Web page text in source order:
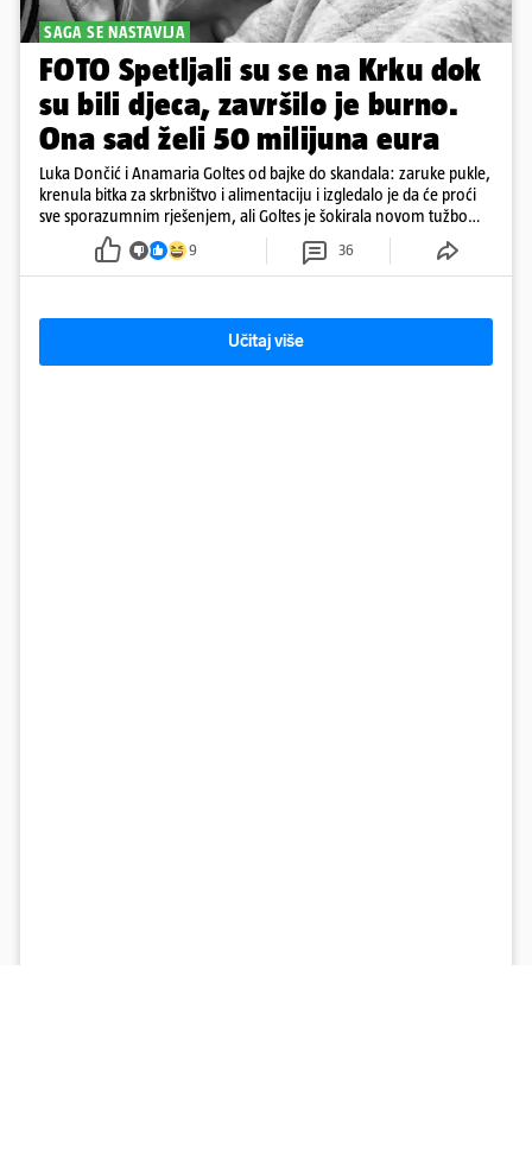
SAGA SE NASTAVLJA
FOTO Spetljali su se na Krku dok
su bili djeca, završilo je burno.
Ona sad želi 50 milijuna eura
Luka Dončić i Anamaria Goltes od bajke do skandala: zaruke pukle,
krenula bitka za skrbništvo i alimentaciju i izgledalo je da će proći
sve sporazumnim rješenjem, ali Goltes je šokirala novom tužbom
u Sloveniji
9 36
Učitaj više